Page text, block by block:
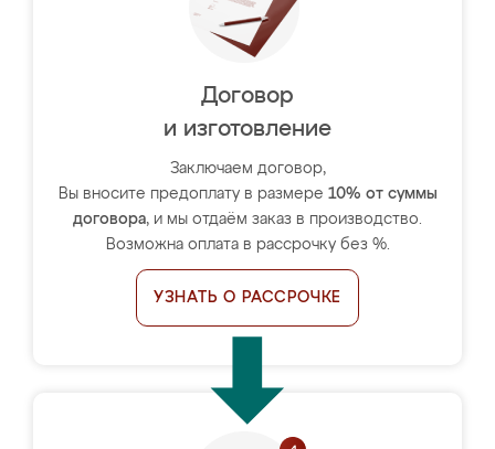
Договор
и изготовление
Заключаем договор,
Вы вносите предоплату в размере 10% от суммы
договора, и мы отдаём заказ в производство.
Возможна оплата в рассрочку без %.
УЗНАТЬ О РАССРОЧКЕ